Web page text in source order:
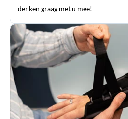
denken graag met u mee!